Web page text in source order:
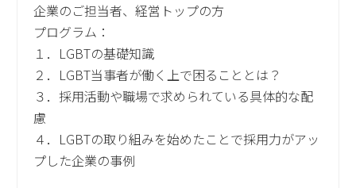
企業のご担当者、経営トップの方
プログラム：
１．LGBTの基礎知識
２．LGBT当事者が働く上で困ることとは？
３．採用活動や職場で求められている具体的な配
慮
４．LGBTの取り組みを始めたことで採用力がアッ
プした企業の事例